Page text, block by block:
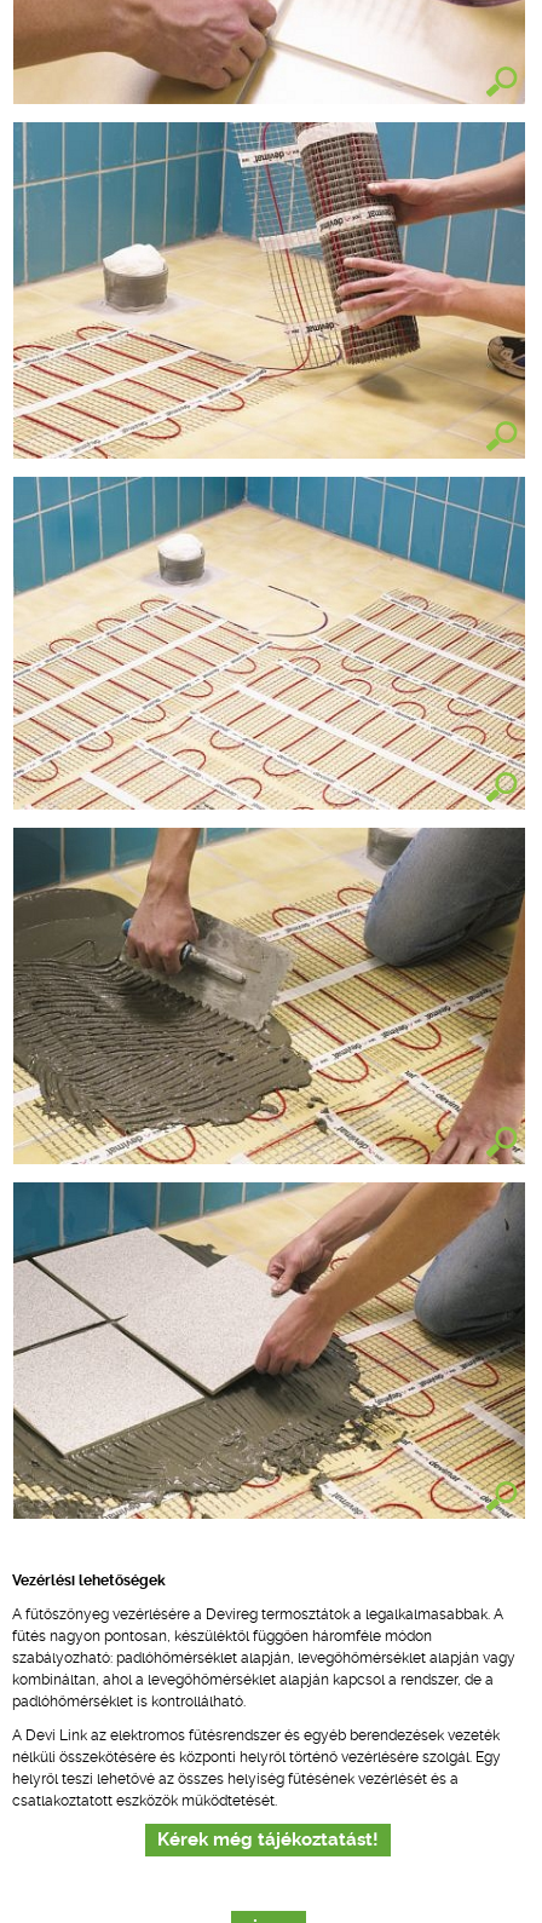
Vezérlési lehetőségek
A fűtőszőnyeg vezérlésére a Devireg termosztátok a legalkalmasabbak. A
fűtés nagyon pontosan, készüléktől függően háromféle módon
szabályozható: padlóhőmérséklet alapján, levegőhőmérséklet alapján vagy
kombináltan, ahol a levegőhőmérséklet alapján kapcsol a rendszer, de a
padlóhőmérséklet is kontrollálható.
A Devi Link az elektromos fűtésrendszer és egyéb berendezések vezeték
nélküli összekötésére és központi helyről történő vezérlésére szolgál. Egy
helyről teszi lehetővé az összes helyiség fűtésének vezérlését és a
csatlakoztatott eszközök működtetését.
Kérek még tájékoztatást!